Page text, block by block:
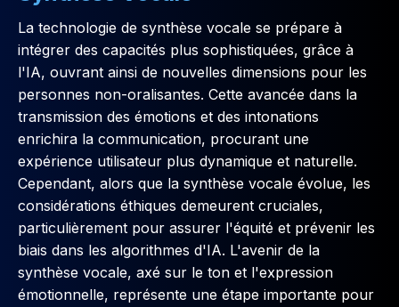
La technologie de synthèse vocale se prépare à
intégrer des capacités plus sophistiquées, grâce à
l'IA, ouvrant ainsi de nouvelles dimensions pour les
personnes non-oralisantes. Cette avancée dans la
transmission des émotions et des intonations
enrichira la communication, procurant une
expérience utilisateur plus dynamique et naturelle.
Cependant, alors que la synthèse vocale évolue, les
considérations éthiques demeurent cruciales,
particulièrement pour assurer l'équité et prévenir les
biais dans les algorithmes d'IA. L'avenir de la
synthèse vocale, axé sur le ton et l'expression
émotionnelle, représente une étape importante pour